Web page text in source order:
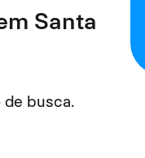
Santa
de busca.